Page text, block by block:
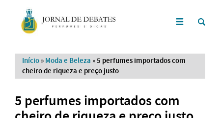
Início » Moda e Beleza »5 perfumes importados com
cheiro de riqueza e preço justo
5 perfumes importados com